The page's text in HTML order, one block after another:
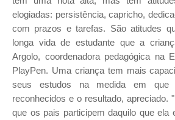
elogiadas: persistência, capricho,
com prazos e tarefas. São atitudes
longa vida de estudante que a
Argolo, coordenadora pedagógica na
PlayPen. Uma criança tem mais
seus estudos na medida em que
reconhecidos e o resultado, apreciado.
que os pais participem daquilo que ela